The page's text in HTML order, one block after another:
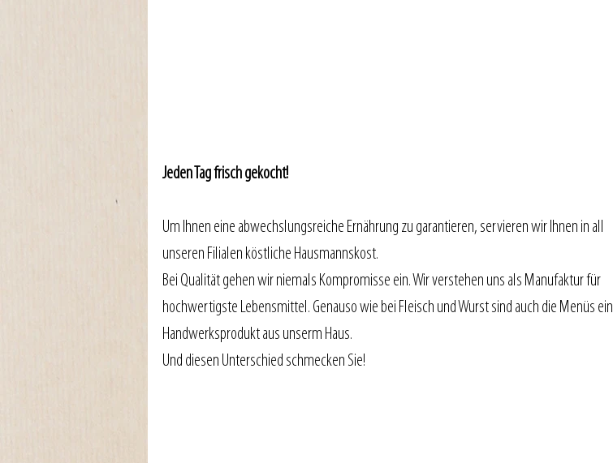
Jeden Tag frisch gekocht!
Um Ihnen eine abwechslungsreiche Ernährung zu garantieren, servieren wir Ihnen in all
unseren Filialen köstliche Hausmannskost.
Bei Qualität gehen wir niemals Kompromisse ein. Wir verstehen uns als Manufaktur für
hochwertigste Lebensmittel. Genauso wie bei Fleisch und Wurst sind auch die Menüs ein
Handwerksprodukt aus unserm Haus.
Und diesen Unterschied schmecken Sie!